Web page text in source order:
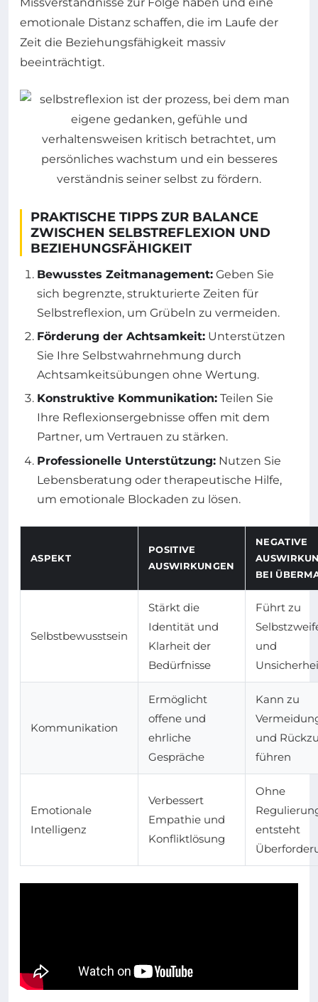
emotionale Distanz schaffen, die im Laufe der
Zeit die Beziehungsfähigkeit massiv
beeinträchtigt.
PRAKTISCHE TIPPS ZUR BALANCE
ZWISCHEN SELBSTREFLEXION UND
BEZIEHUNGSFÄHIGKEIT
Bewusstes Zeitmanagement: Geben Sie
sich begrenzte, strukturierte Zeiten für
Selbstreflexion, um Grübeln zu vermeiden.
Förderung der Achtsamkeit: Unterstützen
Sie Ihre Selbstwahrnehmung durch
Achtsamkeitsübungen ohne Wertung.
Konstruktive Kommunikation: Teilen Sie
Ihre Reflexionsergebnisse offen mit dem
Partner, um Vertrauen zu stärken.
Professionelle Unterstützung: Nutzen Sie
Lebensberatung oder therapeutische Hilfe,
um emotionale Blockaden zu lösen.
ASPEKT
POSITIVE
AUSWIRKUNGEN
NEGATIVE
BEI
Selbstbewusstsein
Stärkt die
Identität und
Klarheit der
Bedürfnisse
Führt zu
und
Kommunikation
Ermöglicht
offene und
ehrliche
Gespräche
Kann zu
und
führen
Emotionale
Intelligenz
Verbessert
Empathie und
Konfliktlösung
Ohne
entsteht